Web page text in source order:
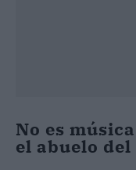
No es
el abuelo